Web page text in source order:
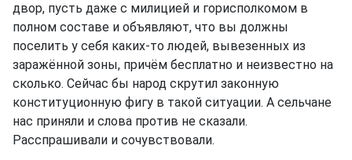
двор, пусть даже с милицией и горисполкомом в
полном составе и объявляют, что вы должны
поселить у себя каких-то людей, вывезенных из
заражённой зоны, причём бесплатно и неизвестно на
сколько. Сейчас бы народ скрутил законную
конституционную фигу в такой ситуации. А сельчане
нас приняли и слова против не сказали.
Расспрашивали и сочувствовали.